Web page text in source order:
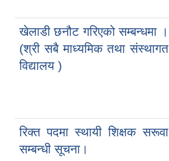
खेलाडी छनौट गरिएको सम्बन्धमा ।
(श्री सबै माध्यमिक तथा संस्थागत
विद्यालय )
रिक्त पदमा स्थायी शिक्षक सरूवा
सम्बन्धी सूचना।